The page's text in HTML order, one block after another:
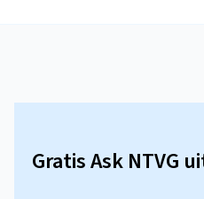
Gratis Ask NTVG